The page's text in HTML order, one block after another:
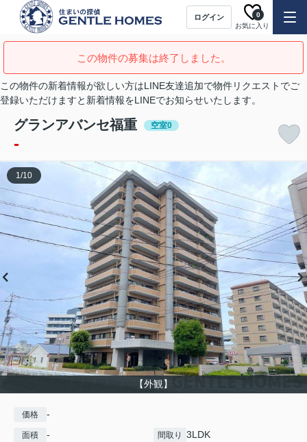
ログイン
お気に入り
0
この物件の募集は終了しました。
この物件の新着情報が欲しい方はLINE友達追加で物件リクエストでご
登録いただけますと新着情報をLINEでお知らせいたします。
グランアバンセ福重 空室0
-
【外観】
1/10
価格 -
面積 - 間取り 3LDK